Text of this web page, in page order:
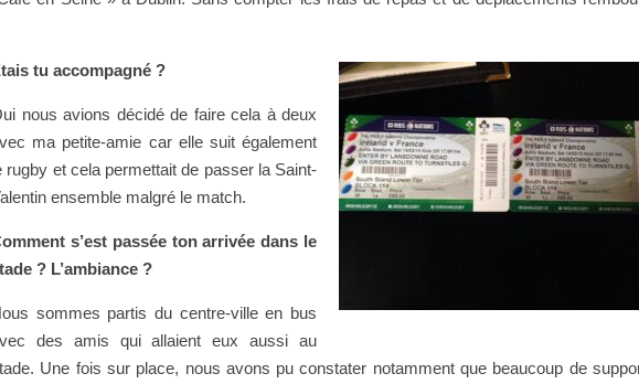
tu accompagné ?
nous avions décidé de faire cela à deux
ma petite-amie car elle suit également
rugby et cela permettait de passer la Saint-
ensemble malgré le match.
s’est passée ton arrivée dans le
? L’ambiance ?
sommes partis du centre-ville en bus
des amis qui allaient eux aussi au
Une fois sur place, nous avons pu constater notamment que beaucoup de